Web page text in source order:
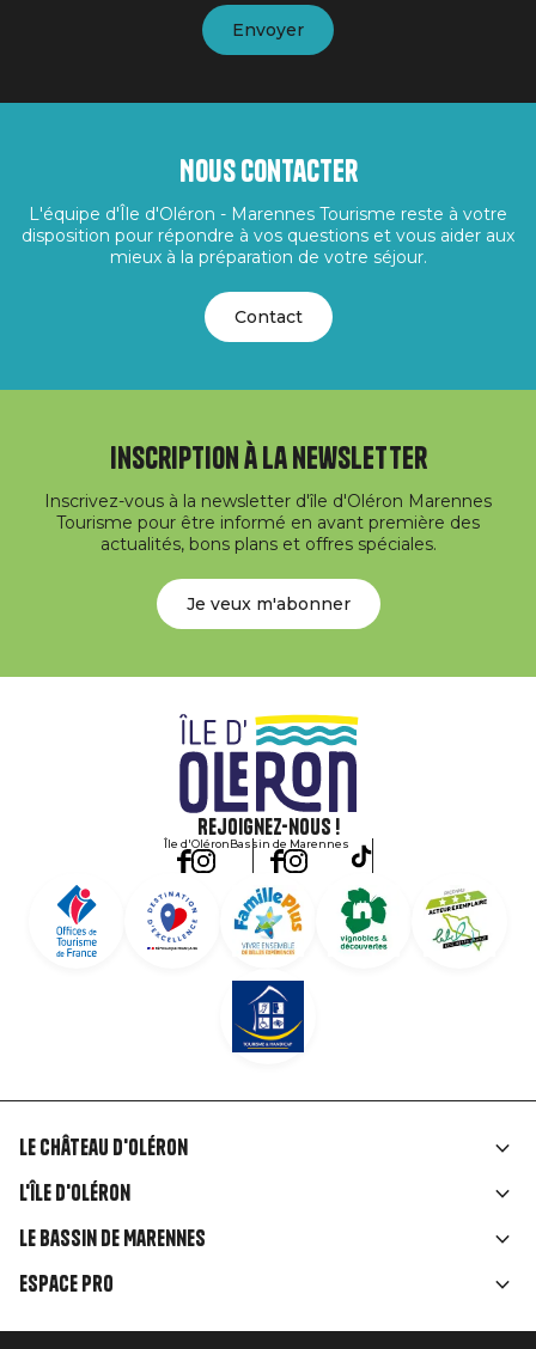
Nous contacter
L'équipe d'Île d'Oléron - Marennes Tourisme reste à votre
disposition pour répondre à vos questions et vous aider aux
mieux à la préparation de votre séjour.
Contact
Inscription à la newsletter
Inscrivez-vous à la newsletter d'île d'Oléron Marennes
Tourisme pour être informé en avant première des
actualités, bons plans et offres spéciales.
Je veux m'abonner
Rejoignez-nous !
Île d'OléronBassin de Marennes
Liens
rubriques
Le Château d'Oléron
L'île d'Oléron
Le Bassin de Marennes
Espace Pro